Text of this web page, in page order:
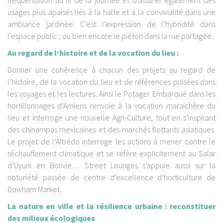
usages plus apaisés liés à la halte et à la convivialité dans une
ambiance jardinée. C’est l’expression de l’hybridité dans
l’espace public ; ou bien encore le piéton dans la rue partagée.
Au regard de l‘histoire et de la vocation du lieu :
Donner une cohérence à chacun des projets au regard de
l’histoire, de la vocation du lieu et de références puisées dans
les voyages et les lectures. Ainsi le Potager Embarqué dans les
hortillonnages d’Amiens renvoie à la vocation maraichère du
lieu et interroge une nouvelle Agri-Culture, tout en s’inspirant
des chinampas mexicaines et des marchés flottants asiatiques.
Le projet de l’Albédo interroge les actions à mener contre le
réchauffement climatique et se réfère explicitement au Salar
d’Uyuni en Bolivie… Street Lounges s’appuie aussi sur la
notoriété passée de centre d’excellence d’horticulture de
Dowham Market.
La nature en ville et la résilience urbaine : reconstituer
des milieux écologiques